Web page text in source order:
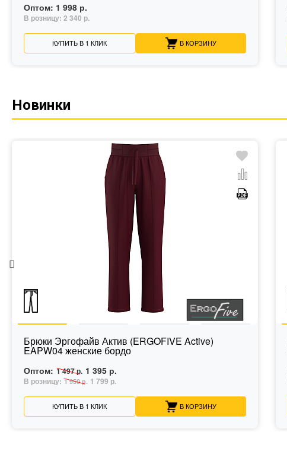
Оптом: 1 998 р.
В розницу: 2 340 р.
КУПИТЬ В 1 КЛИК В КОРЗИНУ
Новинки
Брюки Эргофайв Актив (ERGOFIVE Active)
EAPW04 женские бордо
Оптом: 1 497 р. 1 395 р.
В розницу: 1 950 р. 1 799 р.
КУПИТЬ В 1 КЛИК В КОРЗИНУ